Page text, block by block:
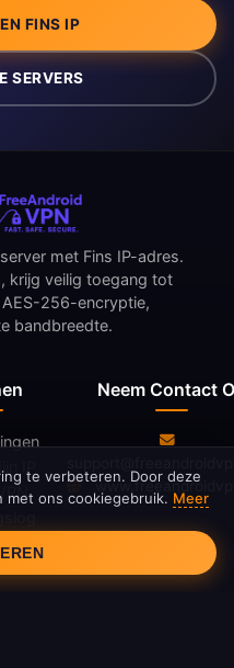
FINS IP
SERVERS
IP
met Fins IP-adres.
krijg veilig toegang tot
AES-256-encryptie,
bandbreedte.
Neem Contact
te verbeteren. Door deze
ons cookiegebruik. Meer